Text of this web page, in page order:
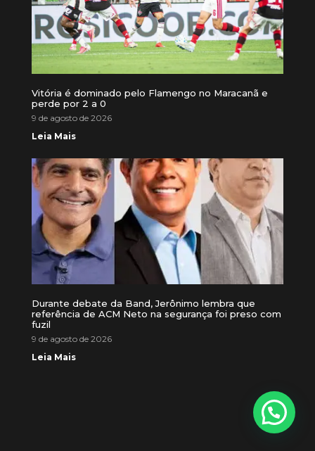
Vitória é dominado pelo Flamengo no Maracanã e
perde por 2 a 0
9 de agosto de 2026
Leia Mais
Durante debate da Band, Jerônimo lembra que
referência de ACM Neto na segurança foi preso com
fuzil
9 de agosto de 2026
Leia Mais